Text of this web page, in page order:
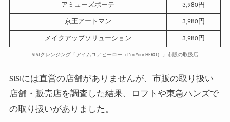
アミューズボーテ 3,980円
京王アートマン 3,980円
メイクアップソリューション 3,980円
SISIクレンジング「アイムユアヒーロー（I’m Your HERO）」市販の取扱店
SISIには直営の店舗がありませんが、市販の取り扱い
店舗・販売店を調査した結果、ロフトや東急ハンズで
の取り扱いがありました。